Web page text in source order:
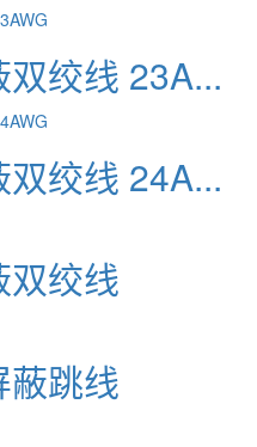
绞线 23A...
绞线 24A...
绞线
跳线